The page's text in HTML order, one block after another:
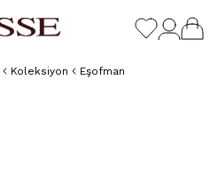
Koleksiyon Eşofman